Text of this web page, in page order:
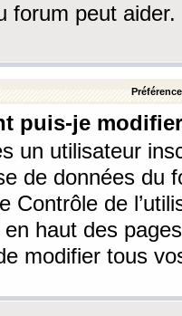
forum peut aider.
puis-je
un utilisateur
de données du
Contrôle de
haut des
modifier tous